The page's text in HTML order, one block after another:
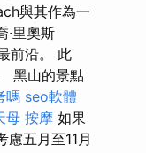
與其作為一
·里奧斯
前沿。 此
黑山的景點
嗎 seo軟體
母 按摩 如果
五月至11月